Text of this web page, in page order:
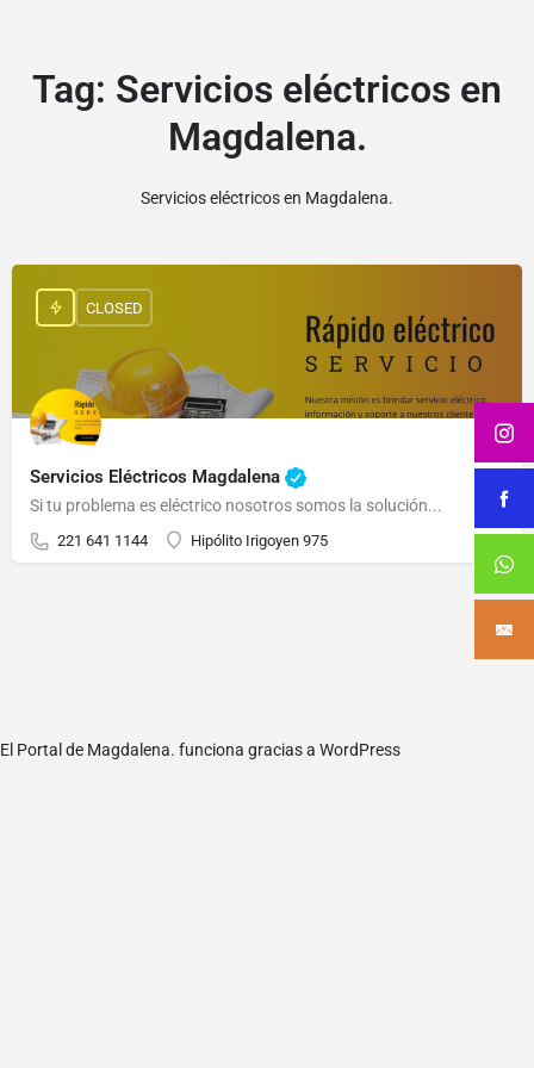
Tag: Servicios eléctricos en
Magdalena.
Servicios eléctricos en Magdalena.
Servicios Eléctricos Magdalena
Si tu problema es eléctrico nosotros somos la solución...
221 641 1144 Hipólito Irigoyen 975
CLOSED
El Portal de Magdalena. funciona gracias a WordPress